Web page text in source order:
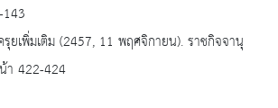
ยเพิ่มเติม (2457, 11 พฤศจิกายน). ราชกิจจานุ
า 422-424